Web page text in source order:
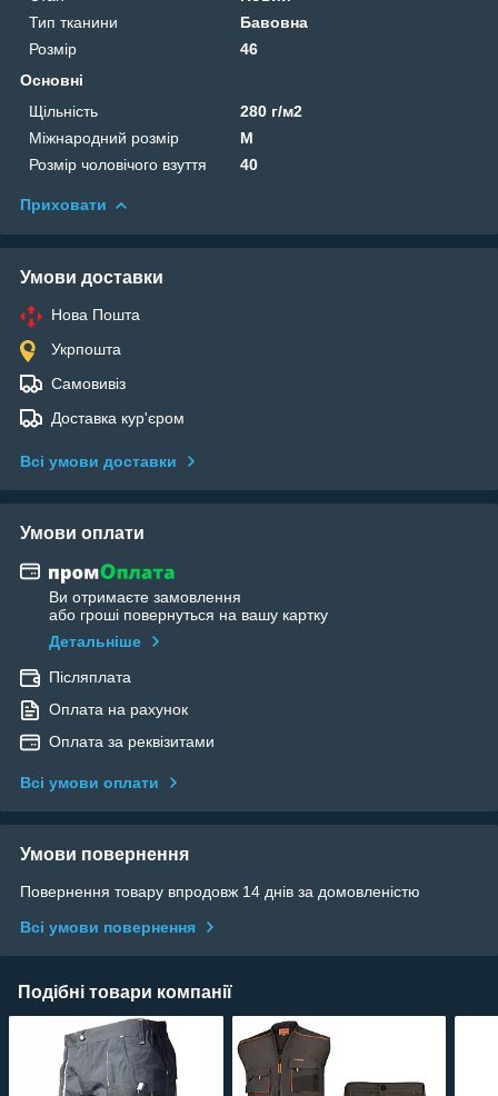
Тип тканини
Бавовна
Розмір
46
Основні
Щільність
280 г/м2
Міжнародний розмір
M
Розмір чоловічого взуття
40
Приховати
Умови доставки
Нова Пошта
Укрпошта
Самовивіз
Доставка кур'єром
Всі умови доставки
Умови оплати
Ви отримаєте замовлення
або гроші повернуться на вашу картку
Детальніше
Післяплата
Оплата на рахунок
Оплата за реквізитами
Всі умови оплати
Умови повернення
Повернення товару впродовж 14 днів за домовленістю
Всі умови повернення
Подібні товари компанії